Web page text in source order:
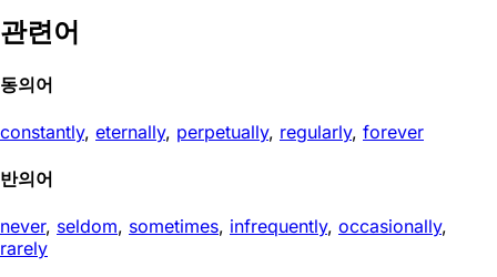
관련어
동의어
constantly, eternally, perpetually, regularly, forever
반의어
never, seldom, sometimes, infrequently, occasionally,
rarely